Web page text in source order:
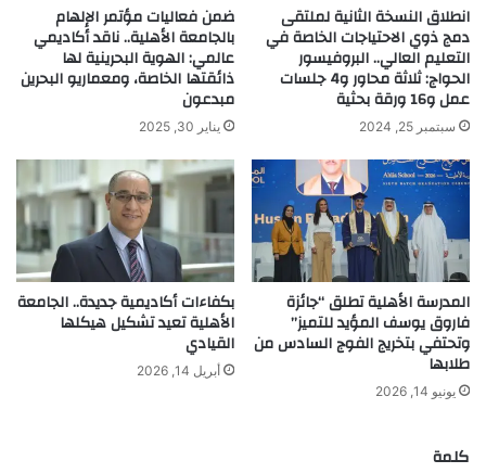
انطلاق النسخة الثانية لملتقى
دمج ذوي الاحتياجات الخاصة في
التعليم العالي.. البروفيسور
الحواج: ثلاثة محاور و4 جلسات
عمل و16 ورقة بحثية
سبتمبر 25, 2024
ضمن فعاليات مؤتمر الإلهام
بالجامعة الأهلية.. ناقد أكاديمي
عالمي: الهوية البحرينية لها
ذائقتها الخاصة، ومعماريو البحرين
مبدعون
يناير 30, 2025
المدرسة الأهلية تطلق “جائزة
فاروق يوسف المؤيد للتميز”
وتحتفي بتخريج الفوج السادس من
طلابها
يونيو 14, 2026
بكفاءات أكاديمية جديدة.. الجامعة
الأهلية تعيد تشكيل هيكلها
القيادي
أبريل 14, 2026
كلمة